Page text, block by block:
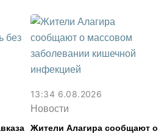
13:34 6.08.2026
Новости
Жители Алагира сообщают о